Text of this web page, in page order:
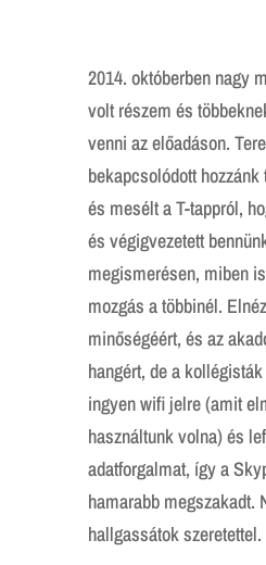
2014. októberben nagy
volt részem és
venni az előadáson.
bekapcsolódott
és mesélt a T-tappról,
és végigvezetett
megismerésen, miben
mozgás a többinél.
minőségéért, és az
hangért, de a
ingyen wifi jelre (amit
használtunk volna) és
adatforgalmat, így a
hamarabb megszakadt.
hallgassátok szeretettel.